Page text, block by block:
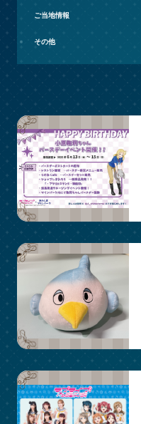
ご当地情報
その他